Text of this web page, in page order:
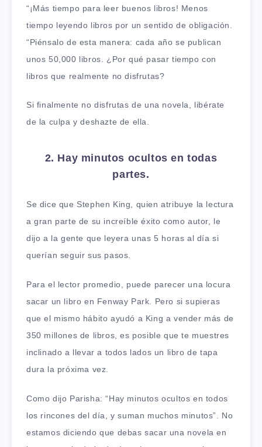
“¡Más tiempo para leer buenos libros! Menos
tiempo leyendo libros por un sentido de obligación.
“Piénsalo de esta manera: cada año se publican
unos 50,000 libros. ¿Por qué pasar tiempo con
libros que realmente no disfrutas?
Si finalmente no disfrutas de una novela, libérate
de la culpa y deshazte de ella.
2. Hay minutos ocultos en todas
partes.
Se dice que Stephen King, quien atribuye la lectura
a gran parte de su increíble éxito como autor, le
dijo a la gente que leyera unas 5 horas al día si
querían seguir sus pasos.
Para el lector promedio, puede parecer una locura
sacar un libro en Fenway Park. Pero si supieras
que el mismo hábito ayudó a King a vender más de
350 millones de libros, es posible que te muestres
inclinado a llevar a todos lados un libro de tapa
dura la próxima vez.
Como dijo Parisha: “Hay minutos ocultos en todos
los rincones del día, y suman muchos minutos”. No
estamos diciendo que debas sacar una novela en